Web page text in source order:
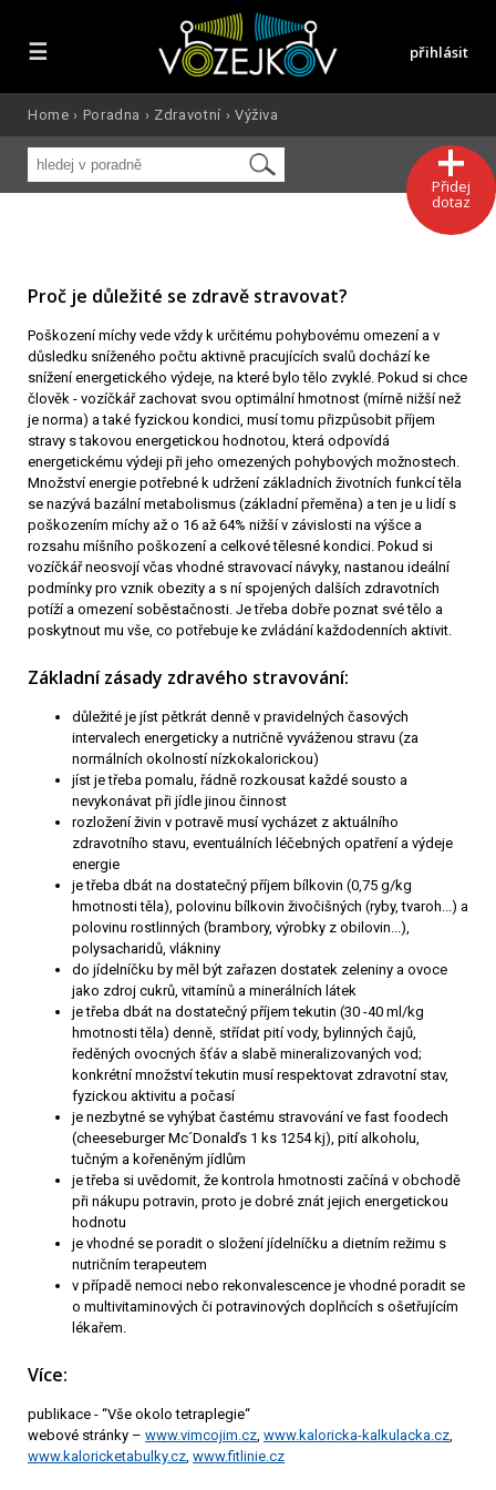
☰ přihlásit
Přidej
dotaz
Home › Poradna › Zdravotní › Výživa
Proč je důležité se zdravě stravovat?
Poškození míchy vede vždy k určitému pohybovému omezení a v
důsledku sníženého počtu aktivně pracujících svalů dochází ke
snížení energetického výdeje, na které bylo tělo zvyklé. Pokud si chce
člověk - vozíčkář zachovat svou optimální hmotnost (mírně nižší než
je norma) a také fyzickou kondici, musí tomu přizpůsobit příjem
stravy s takovou energetickou hodnotou, která odpovídá
energetickému výdeji při jeho omezených pohybových možnostech.
Množství energie potřebné k udržení základních životních funkcí těla
se nazývá bazální metabolismus (základní přeměna) a ten je u lidí s
poškozením míchy až o 16 až 64% nižší v závislosti na výšce a
rozsahu míšního poškození a celkové tělesné kondici. Pokud si
vozíčkář neosvojí včas vhodné stravovací návyky, nastanou ideální
podmínky pro vznik obezity a s ní spojených dalších zdravotních
potíží a omezení soběstačnosti. Je třeba dobře poznat své tělo a
poskytnout mu vše, co potřebuje ke zvládání každodenních aktivit.
Základní zásady zdravého stravování:
důležité je jíst pětkrát denně v pravidelných časových
intervalech energeticky a nutričně vyváženou stravu (za
normálních okolností nízkokalorickou)
jíst je třeba pomalu, řádně rozkousat každé sousto a
nevykonávat při jídle jinou činnost
rozložení živin v potravě musí vycházet z aktuálního
zdravotního stavu, eventuálních léčebných opatření a výdeje
energie
je třeba dbát na dostatečný příjem bílkovin (0,75 g/kg
hmotnosti těla), polovinu bílkovin živočišných (ryby, tvaroh...) a
polovinu rostlinných (brambory, výrobky z obilovin...),
polysacharidů, vlákniny
do jídelníčku by měl být zařazen dostatek zeleniny a ovoce
jako zdroj cukrů, vitamínů a minerálních látek
je třeba dbát na dostatečný příjem tekutin (30 -40 ml/kg
hmotnosti těla) denně, střídat pití vody, bylinných čajů,
ředěných ovocných šťáv a slabě mineralizovaných vod;
konkrétní množství tekutin musí respektovat zdravotní stav,
fyzickou aktivitu a počasí
je nezbytné se vyhýbat častému stravování ve fast foodech
(cheeseburger Mc´Donalďs 1 ks 1254 kj), pití alkoholu,
tučným a kořeněným jídlům
je třeba si uvědomit, že kontrola hmotnosti začíná v obchodě
při nákupu potravin, proto je dobré znát jejich energetickou
hodnotu
je vhodné se poradit o složení jídelníčku a dietním režimu s
nutričním terapeutem
v případě nemoci nebo rekonvalescence je vhodné poradit se
o multivitaminových či potravinových doplňcích s ošetřujícím
lékařem.
Více:
publikace - “Vše okolo tetraplegie“
webové stránky – www.vimcojim.cz, www.kaloricka-kalkulacka.cz,
www.kaloricketabulky.cz, www.fitlinie.cz